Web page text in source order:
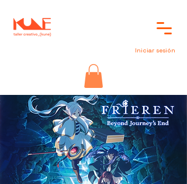
Iniciar sesión